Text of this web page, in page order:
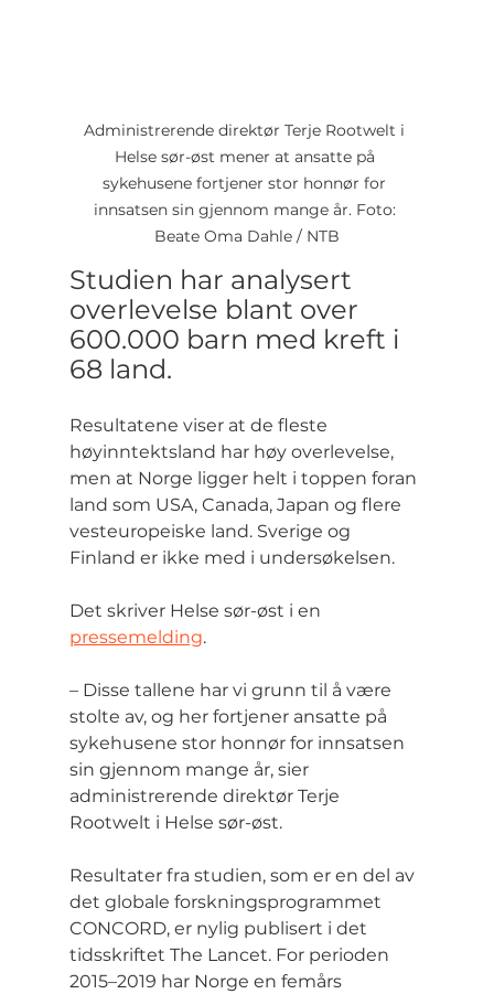
Administrerende direktør Terje Rootwelt i
Helse sør-øst mener at ansatte på
sykehusene fortjener stor honnør for
innsatsen sin gjennom mange år. Foto:
Beate Oma Dahle / NTB
Studien har analysert
overlevelse blant over
600.000 barn med kreft i
68 land.
Resultatene viser at de fleste
høyinntektsland har høy overlevelse,
men at Norge ligger helt i toppen foran
land som USA, Canada, Japan og flere
vesteuropeiske land. Sverige og
Finland er ikke med i undersøkelsen.
Det skriver Helse sør-øst i en
pressemelding.
– Disse tallene har vi grunn til å være
stolte av, og her fortjener ansatte på
sykehusene stor honnør for innsatsen
sin gjennom mange år, sier
administrerende direktør Terje
Rootwelt i Helse sør-øst.
Resultater fra studien, som er en del av
det globale forskningsprogrammet
CONCORD, er nylig publisert i det
tidsskriftet The Lancet. For perioden
2015–2019 har Norge en femårs